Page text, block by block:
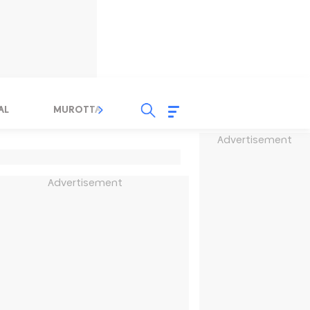
Advertisement
MUROTTAL TAUSYIAH
Advertisement